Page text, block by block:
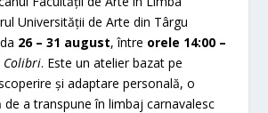
Universității de Arte din Târgu
26 – 31 august, între orele 14:00 –
Colibri. Este un atelier bazat pe
și adaptare personală, o
de a transpune în limbaj carnavalesc